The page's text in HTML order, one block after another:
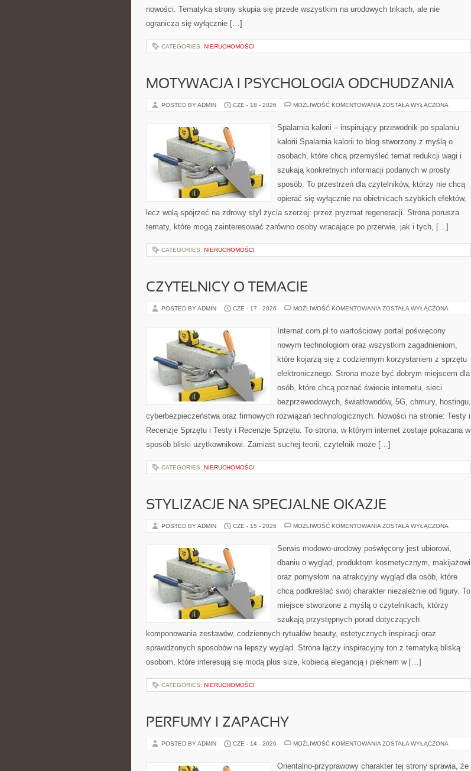
nowości. Tematyka strony skupia się przede wszystkim na urodowych trikach, ale nie
ogranicza się wyłącznie […]
CATEGORIES: NIERUCHOMOŚCI
MOTYWACJA I PSYCHOLOGIA ODCHUDZANIA
POSTED BY ADMIN CZE - 18 - 2026 MOŻLIWOŚĆ KOMENTOWANIA MOTYWACJA
ODCHUDZANIA
ZOSTAŁA WYŁĄCZONA
Spalarnia kalorii – inspirujący przewodnik po spalaniu
kalorii Spalarnia kalorii to blog stworzony z myślą o
osobach, które chcą przemyśleć temat redukcji wagi i
szukają konkretnych informacji podanych w prosty
sposób. To przestrzeń dla czytelników, którzy nie chcą
opierać się wyłącznie na obietnicach szybkich efektów,
lecz wolą spojrzeć na zdrowy styl życia szerzej: przez pryzmat regeneracji. Strona porusza
tematy, które mogą zainteresować zarówno osoby wracające po przerwie, jak i tych, […]
CATEGORIES: NIERUCHOMOŚCI
CZYTELNICY O TEMACIE
POSTED BY ADMIN CZE - 17 - 2026 MOŻLIWOŚĆ KOMENTOWANIA CZYTELNICY
ZOSTAŁA WYŁĄCZONA
Internat.com.pl to wartościowy portal poświęcony
nowym technologiom oraz wszystkim zagadnieniom,
które kojarzą się z codziennym korzystaniem z sprzętu
elektronicznego. Strona może być dobrym miejscem dla
osób, które chcą poznać świecie internetu, sieci
bezprzewodowych, światłowodów, 5G, chmury, hostingu,
cyberbezpieczeństwa oraz firmowych rozwiązań technologicznych. Nowości na stronie: Testy i
Recenzje Sprzętu i Testy i Recenzje Sprzętu. To strona, w którym internet zostaje pokazana w
sposób bliski użytkownikowi. Zamiast suchej teorii, czytelnik może […]
CATEGORIES: NIERUCHOMOŚCI
STYLIZACJE NA SPECJALNE OKAZJE
POSTED BY ADMIN CZE - 15 - 2026 MOŻLIWOŚĆ KOMENTOWANIA STYLIZACJE
OKAZJE
ZOSTAŁA WYŁĄCZONA
Serwis modowo-urodowy poświęcony jest ubiorowi,
dbaniu o wygląd, produktom kosmetycznym, makijażowi
oraz pomysłom na atrakcyjny wygląd dla osób, które
chcą podkreślać swój charakter niezależnie od figury. To
miejsce stworzone z myślą o czytelnikach, którzy
szukają przystępnych porad dotyczących
komponowania zestawów, codziennych rytuałów beauty, estetycznych inspiracji oraz
sprawdzonych sposobów na lepszy wygląd. Strona łączy inspiracyjny ton z tematyką bliską
osobom, które interesują się modą plus size, kobiecą elegancją i pięknem w […]
CATEGORIES: NIERUCHOMOŚCI
PERFUMY I ZAPACHY
POSTED BY ADMIN CZE - 14 - 2026 MOŻLIWOŚĆ KOMENTOWANIA PERFUMY
ZOSTAŁA WYŁĄCZONA
Orientalno-przyprawowy charakter tej strony sprawia, że